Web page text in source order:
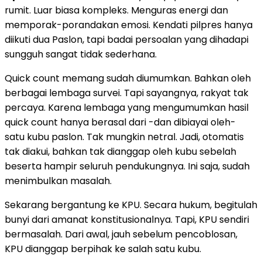
rumit. Luar biasa kompleks. Menguras energi dan
memporak-porandakan emosi. Kendati pilpres hanya
diikuti dua Paslon, tapi badai persoalan yang dihadapi
sungguh sangat tidak sederhana.
Quick count memang sudah diumumkan. Bahkan oleh
berbagai lembaga survei. Tapi sayangnya, rakyat tak
percaya. Karena lembaga yang mengumumkan hasil
quick count hanya berasal dari -dan dibiayai oleh-
satu kubu paslon. Tak mungkin netral. Jadi, otomatis
tak diakui, bahkan tak dianggap oleh kubu sebelah
beserta hampir seluruh pendukungnya. Ini saja, sudah
menimbulkan masalah.
Sekarang bergantung ke KPU. Secara hukum, begitulah
bunyi dari amanat konstitusionalnya. Tapi, KPU sendiri
bermasalah. Dari awal, jauh sebelum pencoblosan,
KPU dianggap berpihak ke salah satu kubu.